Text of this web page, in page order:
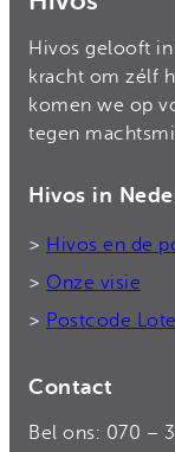
Hivos gelooft
kracht om zélf
komen we op
tegen
Hivos in
> Hivos en de
> Onze visie
> Postcode
Contact
Bel ons: 070 –